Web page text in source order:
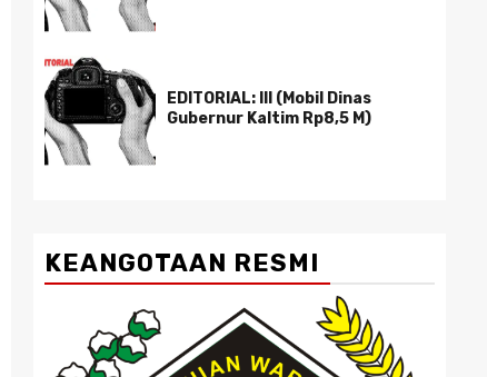
EDITORIAL: III (Mobil Dinas
Gubernur Kaltim Rp8,5 M)
KEANGOTAAN RESMI